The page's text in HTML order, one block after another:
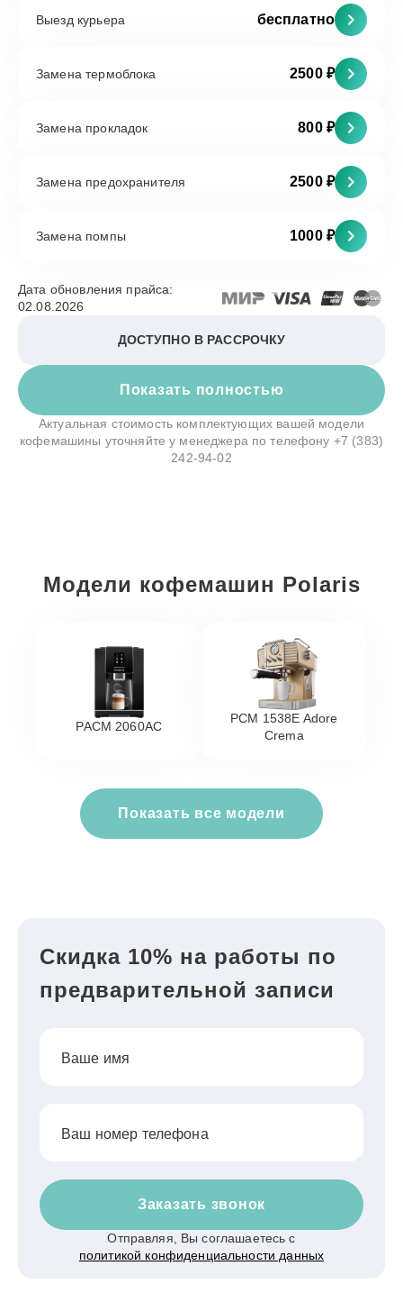
Выезд курьера бесплатно
Замена термоблока 2500 ₽
Замена прокладок 800 ₽
Замена предохранителя 2500 ₽
Замена помпы 1000 ₽
Показать полностью
Дата обновления прайса:
02.08.2026
ДОСТУПНО В РАССРОЧКУ
Актуальная стоимость комплектующих вашей модели
кофемашины уточняйте у менеджера по телефону +7 (383)
242-94-02
Модели кофемашин Polaris
PACM 2060AC
PCM 1538E Adore
Crema
Показать все модели
Скидка 10% на работы по
предварительной записи
Ваше имя
Ваш номер телефона
Заказать звонок
Отправляя, Вы соглашаетесь с
политикой конфиденциальности данных